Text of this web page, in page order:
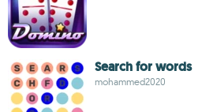
Search for words
mohammed2020